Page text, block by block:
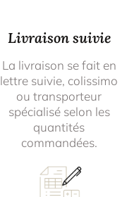
Livraison suivie
La livraison se fait en
lettre suivie, colissimo
ou transporteur
spécialisé selon les
quantités
commandées.